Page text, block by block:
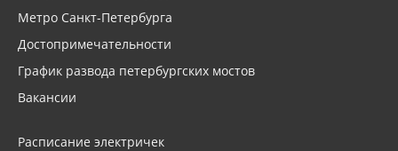
Метро Санкт-Петербурга
Достопримечательности
График развода петербургских мостов
Вакансии
Расписание электричек